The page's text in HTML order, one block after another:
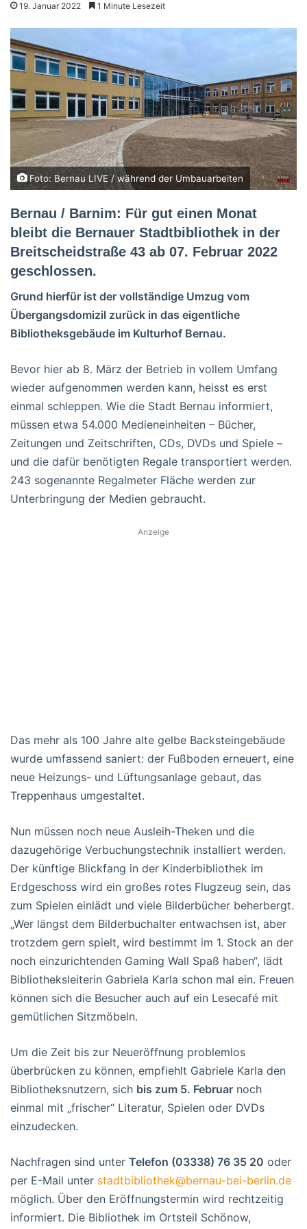
19. Januar 2022 1 Minute Lesezeit
Foto: Bernau LIVE / während der Umbauarbeiten
Bernau / Barnim: Für gut einen Monat
bleibt die Bernauer Stadtbibliothek in der
Breitscheidstraße 43 ab 07. Februar 2022
geschlossen.
Grund hierfür ist der vollständige Umzug vom
Übergangsdomizil zurück in das eigentliche
Bibliotheksgebäude im Kulturhof Bernau.
Bevor hier ab 8. März der Betrieb in vollem Umfang
wieder aufgenommen werden kann, heisst es erst
einmal schleppen. Wie die Stadt Bernau informiert,
müssen etwa 54.000 Medieneinheiten – Bücher,
Zeitungen und Zeitschriften, CDs, DVDs und Spiele –
und die dafür benötigten Regale transportiert werden.
243 sogenannte Regalmeter Fläche werden zur
Unterbringung der Medien gebraucht.
Anzeige
Das mehr als 100 Jahre alte gelbe Backsteingebäude
wurde umfassend saniert: der Fußboden erneuert, eine
neue Heizungs- und Lüftungsanlage gebaut, das
Treppenhaus umgestaltet.
Nun müssen noch neue Ausleih-Theken und die
dazugehörige Verbuchungstechnik installiert werden.
Der künftige Blickfang in der Kinderbibliothek im
Erdgeschoss wird ein großes rotes Flugzeug sein, das
zum Spielen einlädt und viele Bilderbücher beherbergt.
„Wer längst dem Bilderbuchalter entwachsen ist, aber
trotzdem gern spielt, wird bestimmt im 1. Stock an der
noch einzurichtenden Gaming Wall Spaß haben“, lädt
Bibliotheksleiterin Gabriela Karla schon mal ein. Freuen
können sich die Besucher auch auf ein Lesecafé mit
gemütlichen Sitzmöbeln.
Um die Zeit bis zur Neueröffnung problemlos
überbrücken zu können, empfiehlt Gabriele Karla den
Bibliotheksnutzern, sich bis zum 5. Februar noch
einmal mit „frischer“ Literatur, Spielen oder DVDs
einzudecken.
Nachfragen sind unter Telefon (03338) 76 35 20 oder
per E-Mail unter stadtbibliothek@bernau-bei-berlin.de
möglich. Über den Eröffnungstermin wird rechtzeitig
informiert. Die Bibliothek im Ortsteil Schönow,